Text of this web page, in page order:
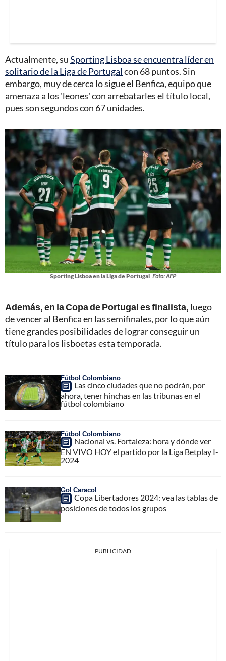
Actualmente, suSporting Lisboa se encuentra líder en
solitario de la Liga de Portugalcon 68 puntos. Sin
embargo, muy de cerca lo sigue el Benfica, equipo que
amenaza a los 'leones' con arrebatarles el título local,
pues son segundos con 67 unidades.
Sporting Lisboa en la Liga de Portugal Foto: AFP
Además, en la Copa de Portugal es finalista, luego
de vencer al Benfica en las semifinales, por lo que aún
tiene grandes posibilidades de lograr conseguir un
título para los lisboetas esta temporada.
Fútbol Colombiano
Las cinco ciudades que no podrán, por
ahora, tener hinchas en las tribunas en el
fútbol colombiano
Fútbol Colombiano
Nacional vs. Fortaleza: hora y dónde ver
EN VIVO HOY el partido por la Liga Betplay I-
2024
Gol Caracol
Copa Libertadores 2024: vea las tablas de
posiciones de todos los grupos
PUBLICIDAD